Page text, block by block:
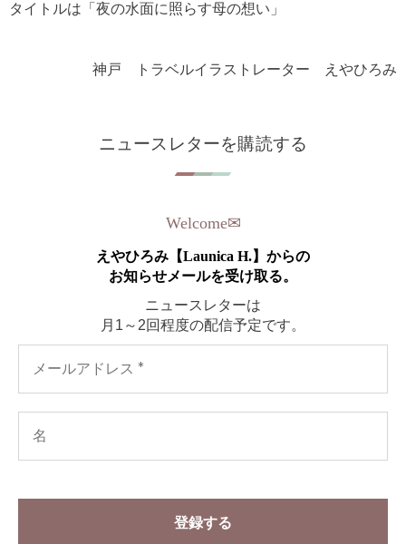
タイトルは「夜の水面に照らす母の想い」
神戸 トラベルイラストレーター えやひろみ
ニュースレターを購読する
Welcome✉︎
えやひろみ【Launica H.】からの
お知らせメールを受け取る。
ニュースレターは
月1～2回程度の配信予定です。